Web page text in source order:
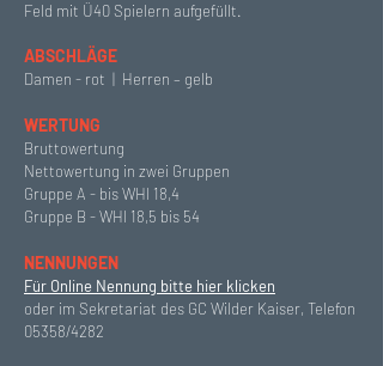
Feld mit Ü40 Spielern aufgefüllt.
ABSCHLÄGE
Damen - rot | Herren – gelb
WERTUNG
Bruttowertung
Nettowertung in zwei Gruppen
Gruppe A - bis WHI 18,4
Gruppe B - WHI 18,5 bis 54
NENNUNGEN
Für Online Nennung bitte hier klicken
oder im Sekretariat des GC Wilder Kaiser, Telefon
05358/4282